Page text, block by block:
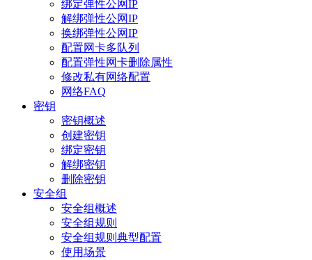
绑定弹性公网IP
解绑弹性公网IP
换绑弹性公网IP
配置网卡多队列
配置弹性网卡删除属性
修改私有网络配置
网络FAQ
密钥
密钥概述
创建密钥
绑定密钥
解绑密钥
删除密钥
安全组
安全组概述
安全组规则
安全组规则典型配置
使用场景